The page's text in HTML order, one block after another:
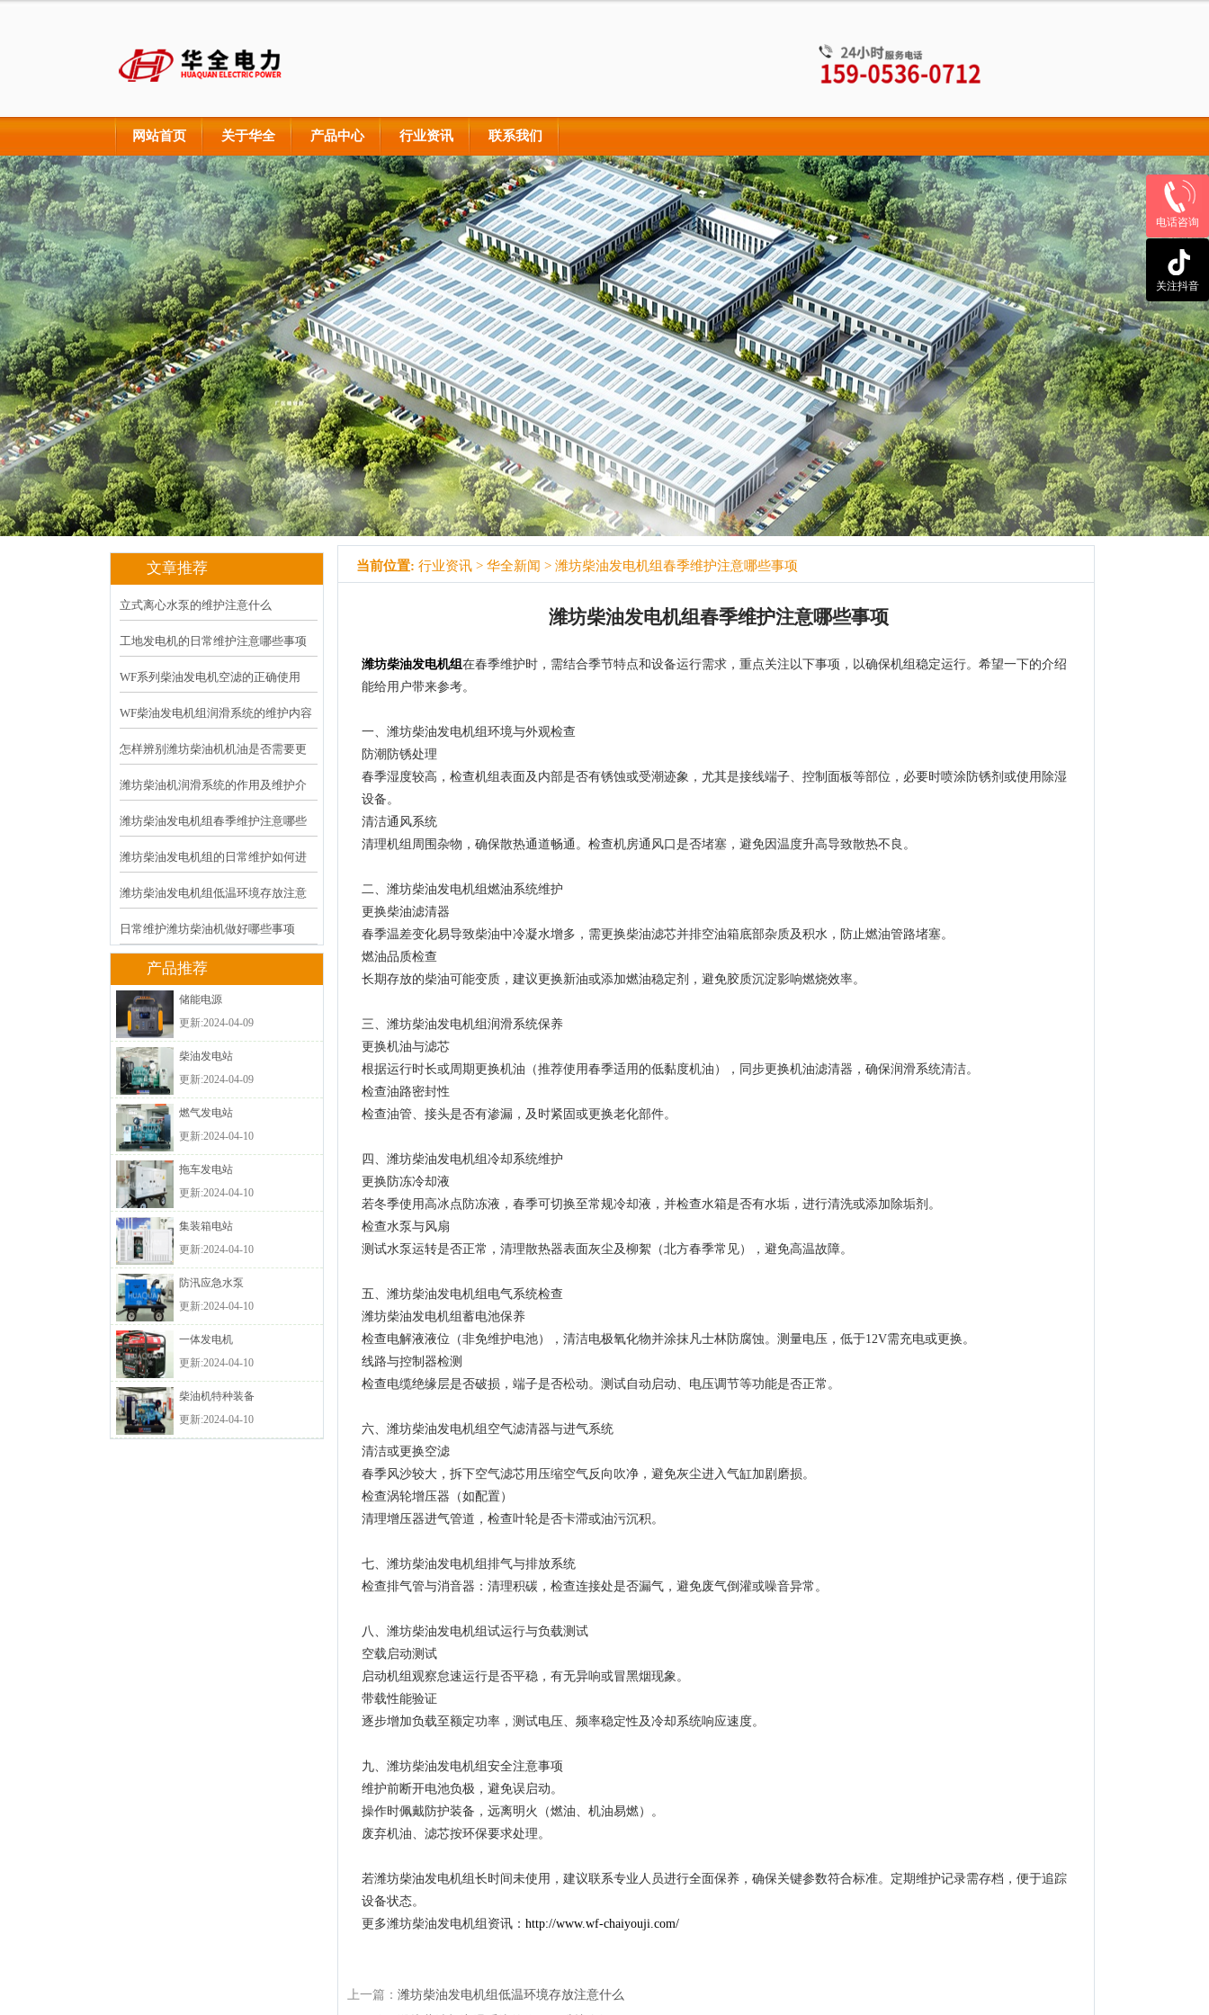
网站首页 关于华全 产品中心 行业资讯 联系我们
文章推荐
立式离心水泵的维护注意什么
工地发电机的日常维护注意哪些事项
WF系列柴油发电机空滤的正确使用
WF柴油发电机组润滑系统的维护内容
怎样辨别潍坊柴油机机油是否需要更
潍坊柴油机润滑系统的作用及维护介
潍坊柴油发电机组春季维护注意哪些
潍坊柴油发电机组的日常维护如何进
潍坊柴油发电机组低温环境存放注意
日常维护潍坊柴油机做好哪些事项
产品推荐
储能电源
更新:2024-04-09
柴油发电站
更新:2024-04-09
燃气发电站
更新:2024-04-10
拖车发电站
更新:2024-04-10
集装箱电站
更新:2024-04-10
防汛应急水泵
更新:2024-04-10
一体发电机
更新:2024-04-10
柴油机特种装备
更新:2024-04-10
当前位置: 行业资讯 > 华全新闻 > 潍坊柴油发电机组春季维护注意哪些事项
潍坊柴油发电机组春季维护注意哪些事项
潍坊柴油发电机组在春季维护时，需结合季节特点和设备运行需求，重点关注以下事项，以确保机组稳定运行。希望一下的介绍
能给用户带来参考。
一、潍坊柴油发电机组环境与外观检查
防潮防锈处理
春季湿度较高，检查机组表面及内部是否有锈蚀或受潮迹象，尤其是接线端子、控制面板等部位，必要时喷涂防锈剂或使用除湿
设备。
清洁通风系统
清理机组周围杂物，确保散热通道畅通。检查机房通风口是否堵塞，避免因温度升高导致散热不良。
二、潍坊柴油发电机组燃油系统维护
更换柴油滤清器
春季温差变化易导致柴油中冷凝水增多，需更换柴油滤芯并排空油箱底部杂质及积水，防止燃油管路堵塞。
燃油品质检查
长期存放的柴油可能变质，建议更换新油或添加燃油稳定剂，避免胶质沉淀影响燃烧效率。
三、潍坊柴油发电机组润滑系统保养
更换机油与滤芯
根据运行时长或周期更换机油（推荐使用春季适用的低黏度机油），同步更换机油滤清器，确保润滑系统清洁。
检查油路密封性
检查油管、接头是否有渗漏，及时紧固或更换老化部件。
四、潍坊柴油发电机组冷却系统维护
更换防冻冷却液
若冬季使用高冰点防冻液，春季可切换至常规冷却液，并检查水箱是否有水垢，进行清洗或添加除垢剂。
检查水泵与风扇
测试水泵运转是否正常，清理散热器表面灰尘及柳絮（北方春季常见），避免高温故障。
五、潍坊柴油发电机组电气系统检查
潍坊柴油发电机组蓄电池保养
检查电解液液位（非免维护电池），清洁电极氧化物并涂抹凡士林防腐蚀。测量电压，低于12V需充电或更换。
线路与控制器检测
检查电缆绝缘层是否破损，端子是否松动。测试自动启动、电压调节等功能是否正常。
六、潍坊柴油发电机组空气滤清器与进气系统
清洁或更换空滤
春季风沙较大，拆下空气滤芯用压缩空气反向吹净，避免灰尘进入气缸加剧磨损。
检查涡轮增压器（如配置）
清理增压器进气管道，检查叶轮是否卡滞或油污沉积。
七、潍坊柴油发电机组排气与排放系统
检查排气管与消音器：清理积碳，检查连接处是否漏气，避免废气倒灌或噪音异常。
八、潍坊柴油发电机组试运行与负载测试
空载启动测试
启动机组观察怠速运行是否平稳，有无异响或冒黑烟现象。
带载性能验证
逐步增加负载至额定功率，测试电压、频率稳定性及冷却系统响应速度。
九、潍坊柴油发电机组安全注意事项
维护前断开电池负极，避免误启动。
操作时佩戴防护装备，远离明火（燃油、机油易燃）。
废弃机油、滤芯按环保要求处理。
若潍坊柴油发电机组长时间未使用，建议联系专业人员进行全面保养，确保关键参数符合标准。定期维护记录需存档，便于追踪
设备状态。
更多潍坊柴油发电机组资讯： http://www.wf-chaiyouji.com/
上一篇： 潍坊柴油发电机组低温环境存放注意什么
电话咨询
关注抖音